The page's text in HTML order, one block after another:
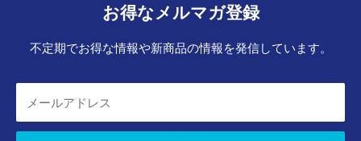
お得なメルマガ登録
不定期でお得な情報や新商品の情報を発信しています。
メールアドレス